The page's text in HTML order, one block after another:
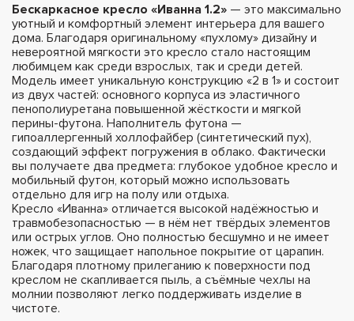
Бескаркасное кресло «Иванна 1.2» — это максимально
уютный и комфортный элемент интерьера для вашего
дома. Благодаря оригинальному «пухлому» дизайну и
невероятной мягкости это кресло стало настоящим
любимцем как среди взрослых, так и среди детей.
Модель имеет уникальную конструкцию «2 в 1» и состоит
из двух частей: основного корпуса из эластичного
пенополиуретана повышенной жёсткости и мягкой
перины-футона. Наполнитель футона —
гипоаллергенный холлофайбер (синтетический пух),
создающий эффект погружения в облако. Фактически
вы получаете два предмета: глубокое удобное кресло и
мобильный футон, который можно использовать
отдельно для игр на полу или отдыха.
Кресло «Иванна» отличается высокой надёжностью и
травмобезопасностью — в нём нет твёрдых элементов
или острых углов. Оно полностью бесшумно и не имеет
ножек, что защищает напольное покрытие от царапин.
Благодаря плотному прилеганию к поверхности под
креслом не скапливается пыль, а съёмные чехлы на
молнии позволяют легко поддерживать изделие в
чистоте.